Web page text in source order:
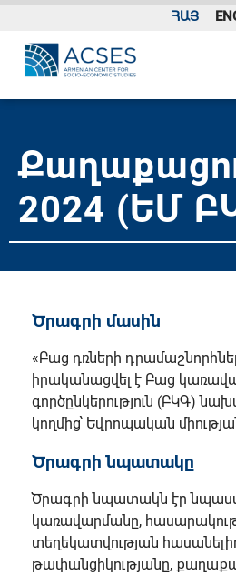
ՀԱՅ
Քաղաքացու
2024 (ԵՄ
Ծրագրի մասին
«Բաց դռների
իրականացվել է Բաց
գործընկերություն (ԲԿԳ)
կողմից՝ Եվրոպական
Ծրագրի նպատակը
Ծրագրի նպատակն էր
կառավարմանը,
տեղեկատվության
թափանցիկությանը,